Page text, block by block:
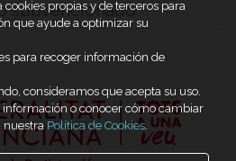
subvencionado
cookies propias y de terceros para
que ayude a optimizar su
para recoger información de
consideramos que acepta su uso.
información o conocer cómo cambiar
nuestraPolítica de Cookies.